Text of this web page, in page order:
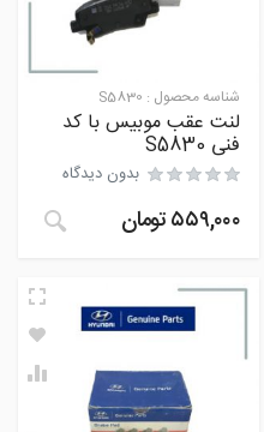
شناسه محصول : S5830
لنت عقب موبیس با کد
فنی S5830
بدون دیدگاه
۵۵۹,۰۰۰تومان